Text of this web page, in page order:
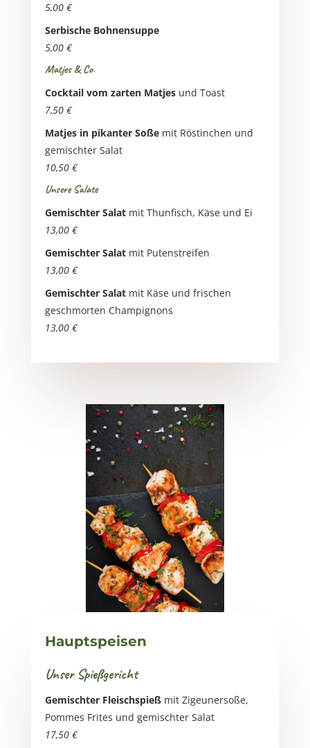
5,00 €
Serbische Bohnensuppe
5,00 €
Matjes & Co.
Cocktail vom zarten Matjesund Toast
7,50 €
Matjes in pikanter Soßemit Röstinchen und
gemischter Salat
10,50 €
Unsere Salate
Gemischter Salatmit Thunfisch, Käse und Ei
13,00 €
Gemischter Salatmit Putenstreifen
13,00 €
Gemischter Salatmit Käse und frischen
geschmorten Champignons
13,00 €
Hauptspeisen
Unser Spießgericht
Gemischter Fleischspießmit Zigeunersoße,
Pommes Frites und gemischter Salat
17,50 €